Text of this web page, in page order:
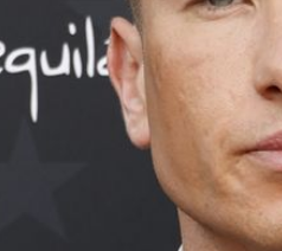
Alle